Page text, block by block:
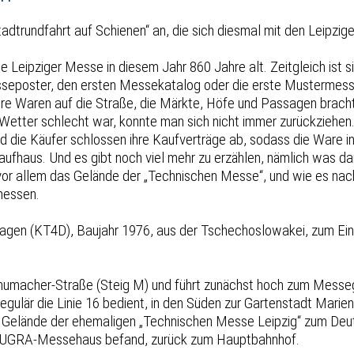
auf Schienen“ an, die sich diesmal mit den
Leipziger Messe in diesem Jahr 860 Jahre alt. Zeitgleich
den ersten Messekatalog oder die erste
Waren auf die Straße, die Märkte, Höfe und Passagen
schlecht war, konnte man sich nicht immer
die Käufer schlossen ihre Kaufverträge ab, sodass die
Und es gibt noch viel mehr zu erzählen, nämlich was
allem das Gelände der „Technischen Messe“, und wie es
(KT4D), Baujahr 1976, aus der Tschechoslowakei, zum
Straße (Steig M) und führt zunächst hoch zum
die Linie 16 bedient, in den Süden zur Gartenstadt
der ehemaligen „Technischen Messe Leipzig“ zum
Messehaus befand, zurück zum Hauptbahnhof.